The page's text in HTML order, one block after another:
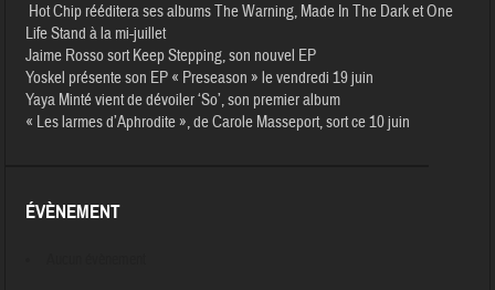
Hot Chip rééditera ses albums The Warning, Made In The Dark et One
Life Stand à la mi-juillet
Jaime Rosso sort Keep Stepping, son nouvel EP
Yoskel présente son EP « Preseason » le vendredi 19 juin
Yaya Minté vient de dévoiler ‘So’, son premier album
« Les larmes d’Aphrodite », de Carole Masseport, sort ce 10 juin
ÉVÈNEMENT